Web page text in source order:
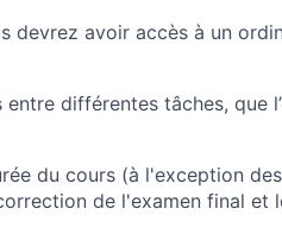
devrez avoir accès à un
différentes tâches, que
du cours (à l'exception
de l'examen final et